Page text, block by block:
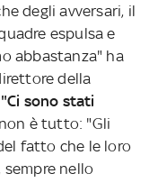
degli avversari, il
espulsa e
abbastanza" ha
della
"Ci sono stati
è tutto: "Gli
fatto che le loro
nello